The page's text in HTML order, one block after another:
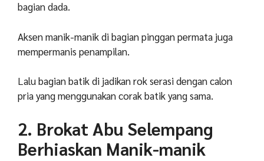
bagian dada.
Aksen manik-manik di bagian pinggan permata juga
mempermanis penampilan.
Lalu bagian batik di jadikan rok serasi dengan calon
pria yang menggunakan corak batik yang sama.
2. Brokat Abu Selempang
Berhiaskan Manik-manik